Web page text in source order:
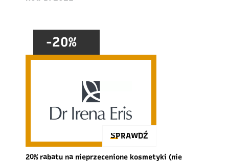
-20%
SPRAWDŹ
20% rabatu na nieprzecenione kosmetyki (nie